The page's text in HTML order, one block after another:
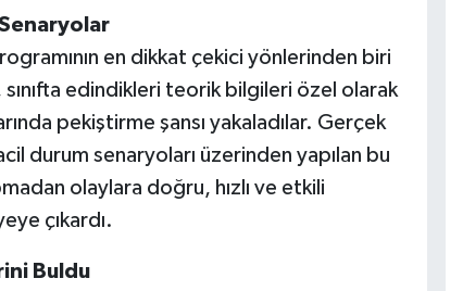
en dikkat çekici yönlerinden biri
edindikleri teorik bilgileri özel olarak
pekiştirme şansı yakaladılar. Gerçek
durum senaryoları üzerinden yapılan bu
olaylara doğru, hızlı ve etkili
çıkardı.
Buldu